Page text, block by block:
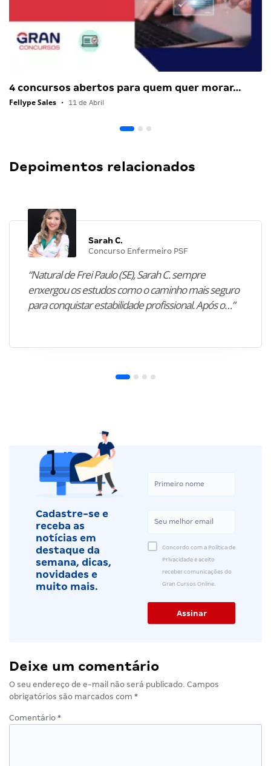
4 concursos abertos para quem quer morar…
Fellype Sales • 11 de Abril
Depoimentos relacionados
Sarah C.
Concurso Enfermeiro PSF
“Natural de Frei Paulo (SE), Sarah C. sempre
enxergou os estudos como o caminho mais seguro
para conquistar estabilidade profissional. Após o…”
Cadastre-se e
receba as
notícias em
destaque da
semana, dicas,
novidades e
muito mais.
Concordo com a Política de
Privacidade e aceito
receber comunicações do
Gran Cursos Online.
Deixe um comentário
O seu endereço de e-mail não será publicado. Campos
obrigatórios são marcados com *
Comentário *